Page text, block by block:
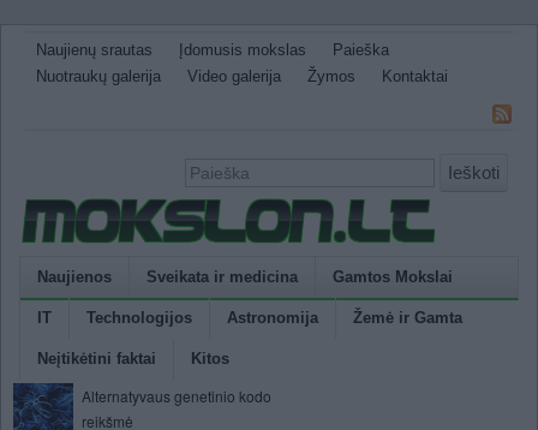
Naujienų srautas Įdomusis mokslas
Paieška
Nuotraukų galerija
Video galerija Žymos Kontaktai
Ieškoti
Naujienos Sveikata ir medicina Gamtos Mokslai
IT Technologijos Astronomija Žemė ir Gamta
Neįtikėtini faktai Kitos
Alternatyvaus genetinio kodo
reikšmė